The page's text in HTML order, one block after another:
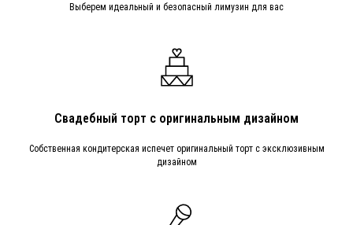
Выберем идеальный и безопасный лимузин для вас
Свадебный торт с оригинальным дизайном
Собственная кондитерская испечет оригинальный торт с эксклюзивным
дизайном